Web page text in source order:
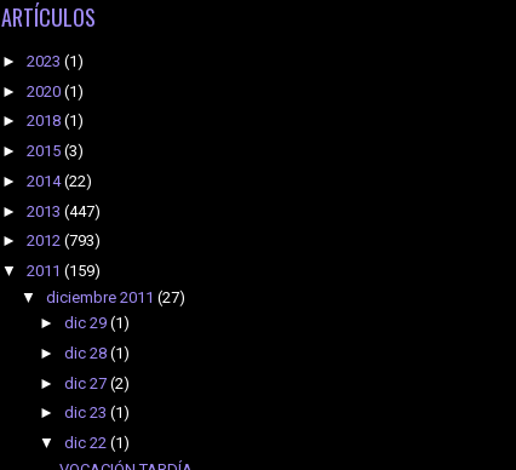
ARTÍCULOS
► 2023 (1)
► 2020 (1)
► 2018 (1)
► 2015 (3)
► 2014(22)
► 2013 (447)
► 2012 (793)
▼ 2011 (159)
▼ diciembre 2011 (27)
►dic 29(1)
►dic 28(1)
►dic 27(2)
►dic 23(1)
▼dic 22(1)